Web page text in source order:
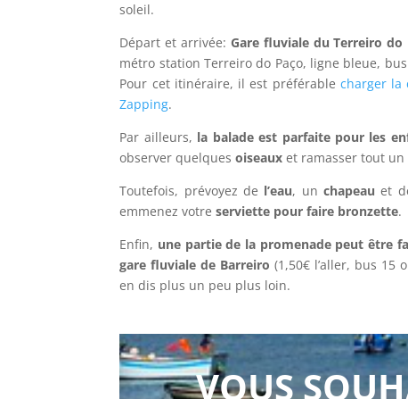
soleil.
Départ et arrivée: Gare fluviale du Terreiro do
métro station Terreiro do Paço, ligne bleue, bus
Pour cet itinéraire, il est préférable charger la
Zapping.
Par ailleurs, la balade est parfaite pour les
observer quelquesoiseaux et ramasser tout
Toutefois, prévoyez de l’eau, unchapeau et
emmenez votreserviette pour faire bronzette.
Enfin, une partie de la promenade peut être
gare fluviale de Barreiro (1,50€ l’aller, bus 15
en dis plus un peu plus loin.
VOUS